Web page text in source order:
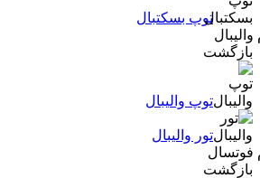
توپ بسکتبال
والیبال
بازگشت
توپ والیبال
تور والیبال
فوتسال
بازگشت